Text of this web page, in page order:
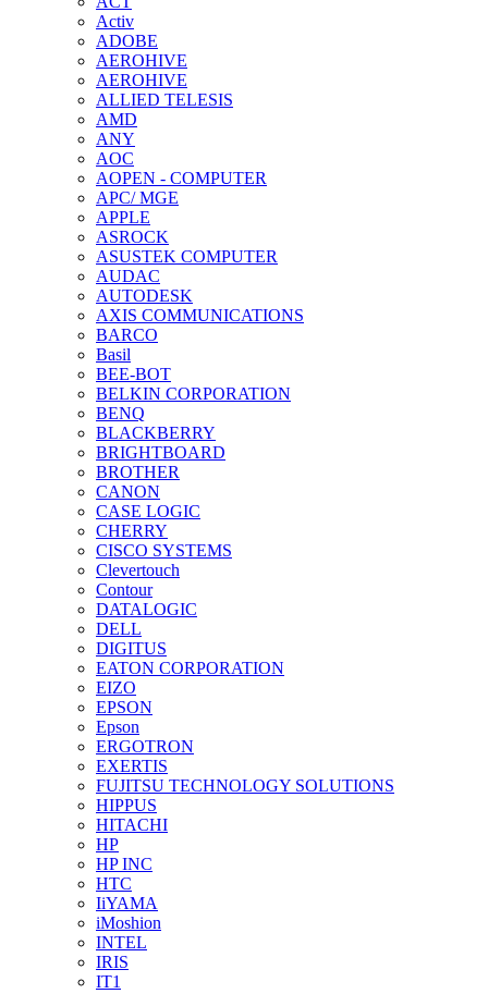
Activ
ADOBE
AEROHIVE
AEROHIVE
ALLIED TELESIS
AMD
ANY
AOC
AOPEN - COMPUTER
APC/ MGE
APPLE
ASROCK
ASUSTEK COMPUTER
AUDAC
AUTODESK
AXIS COMMUNICATIONS
BARCO
Basil
BEE-BOT
BELKIN CORPORATION
BENQ
BLACKBERRY
BRIGHTBOARD
BROTHER
CANON
CASE LOGIC
CHERRY
CISCO SYSTEMS
Clevertouch
Contour
DATALOGIC
DELL
DIGITUS
EATON CORPORATION
EIZO
EPSON
Epson
ERGOTRON
EXERTIS
FUJITSU TECHNOLOGY SOLUTIONS
HIPPUS
HITACHI
HP
HP INC
HTC
IiYAMA
iMoshion
INTEL
IRIS
IT1